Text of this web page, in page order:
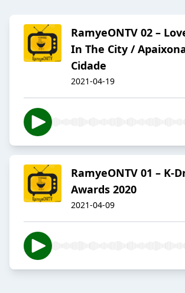
RamyeONTV 02 –
In The City /
Cidade
2021-04-19
RamyeONTV 01 – K-
Awards 2020
2021-04-09